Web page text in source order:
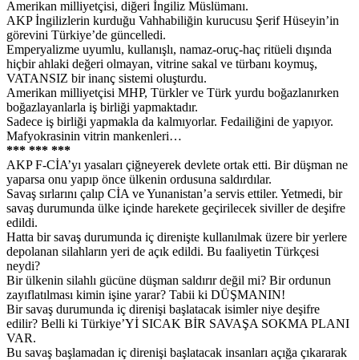
Amerikan milliyetçisi, diğeri İngiliz Müslümanı.
AKP İngilizlerin kurduğu Vahhabiliğin kurucusu Şerif Hüseyin’in
görevini Türkiye’de güncelledi.
Emperyalizme uyumlu, kullanışlı, namaz-oruç-haç ritüeli dışında
hiçbir ahlaki değeri olmayan, vitrine sakal ve türbanı koymuş,
VATANSIZ bir inanç sistemi oluşturdu.
Amerikan milliyetçisi MHP, Türkler ve Türk yurdu boğazlanırken
boğazlayanlarla iş birliği yapmaktadır.
Sadece iş birliği yapmakla da kalmıyorlar. Fedailiğini de yapıyor.
Mafyokrasinin vitrin mankenleri…
*** *** ***
AKP F-CİA’yı yasaları çiğneyerek devlete ortak etti. Bir düşman ne
yaparsa onu yapıp önce ülkenin ordusuna saldırdılar.
Savaş sırlarını çalıp CİA ve Yunanistan’a servis ettiler. Yetmedi, bir
savaş durumunda ülke içinde harekete geçirilecek siviller de deşifre
edildi.
Hatta bir savaş durumunda iç direnişte kullanılmak üzere bir yerlere
depolanan silahların yeri de açık edildi. Bu faaliyetin Türkçesi
neydi?
Bir ülkenin silahlı gücüne düşman saldırır değil mi? Bir ordunun
zayıflatılması kimin işine yarar? Tabii ki DÜŞMANIN!
Bir savaş durumunda iç direnişi başlatacak isimler niye deşifre
edilir? Belli ki Türkiye’Yİ SICAK BİR SAVAŞA SOKMA PLANI
VAR.
Bu savaş başlamadan iç direnişi başlatacak insanları açığa çıkararak